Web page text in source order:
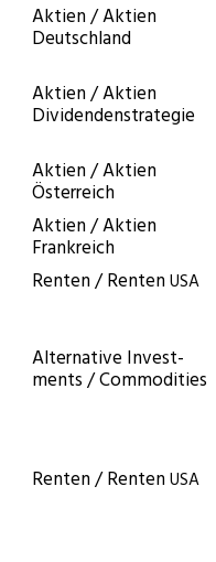
Akti­en / Akti­en
Deutschland
Akti­en / Akti­en
Dividendenstrategie
Akti­en / Akti­en
Österreich
Akti­en / Akti­en
Frankreich
Ren­ten / Ren­tenUSA
Alter­na­ti­ve Invest­
ments / Commodities
Ren­ten / Ren­tenUSA